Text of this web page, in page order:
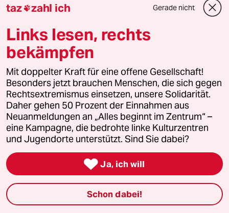
Genau die hier geschilderten Narrative wurden
auch damals sehr gekonnt ausgebreitet und
ich fürchte, darin liegt ein Teil der Ursache,
warum auch ich ihm als "Putinversteher" so
lange auf den Leim gegangen bin. Das Problem
von Halbwahrheiten ist, wie der Artikel recht
gut erklärt, daß sie eben zur Hälft auch wahr
sind und nicht guten Gewissens ganz
abgelehnt und verleugnet werden können.
Es wird mir sicher noch eine Weile
schwerfallen, die veränderte Lage zu verstehen
und zu einer fundierten Einschätzung zu
gelagen. Im Moment laufe ich geistig über
Treibsand.
meistkommentiert
taz zahl ich Gerade nicht
Links lesen, rechts
bekämpfen
Mit doppelter Kraft für eine offene Gesellschaft!
Besonders jetzt brauchen Menschen, die sich gegen
Rechtsextremismus einsetzen, unsere Solidarität.
Daher gehen 50 Prozent der Einnahmen aus
Neuanmeldungen an „Alles beginnt im Zentrum“ –
eine Kampagne, die bedrohte linke Kulturzentren
und Jugendorte unterstützt. Sind Sie dabei?
 Ja, ich will
Schon dabei!